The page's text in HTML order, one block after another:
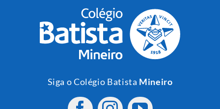
Siga o Colégio Batista Mineiro